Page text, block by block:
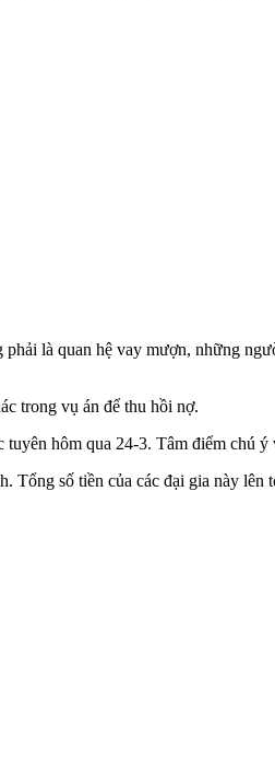
là quan hệ vay mượn, những
trong vụ án để thu hồi nợ.
hôm qua 24-3. Tâm điểm chú
Tổng số tiền của các đại gia này lên